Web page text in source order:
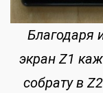
Благодаря
экран Z1
собрату в